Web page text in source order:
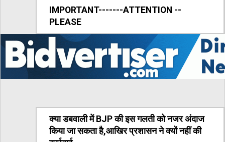
IMPORTANT-------ATTENTION --
PLEASE
क्या डबवाली में BJP की इस गलती को नजर अंदाज
किया जा सकता है,आखिर प्रशासन ने क्यों नहीं की